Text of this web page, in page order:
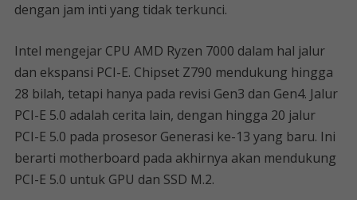
dengan jam inti yang tidak terkunci.
Intel mengejar CPU AMD Ryzen 7000 dalam hal jalur
dan ekspansi PCI-E. Chipset Z790 mendukung hingga
28 bilah, tetapi hanya pada revisi Gen3 dan Gen4. Jalur
PCI-E 5.0 adalah cerita lain, dengan hingga 20 jalur
PCI-E 5.0 pada prosesor Generasi ke-13 yang baru. Ini
berarti motherboard pada akhirnya akan mendukung
PCI-E 5.0 untuk GPU dan SSD M.2.